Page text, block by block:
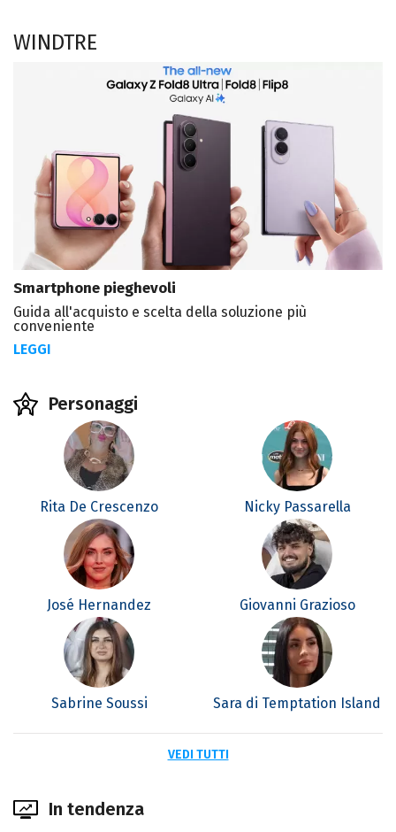
WINDTRE
Smartphone pieghevoli
Guida all'acquisto e scelta della soluzione più
conveniente
LEGGI
Personaggi
Rita De Crescenzo Nicky Passarella
José Hernandez Giovanni Grazioso
Sabrine Soussi Sara di Temptation Island
VEDI TUTTI
In tendenza